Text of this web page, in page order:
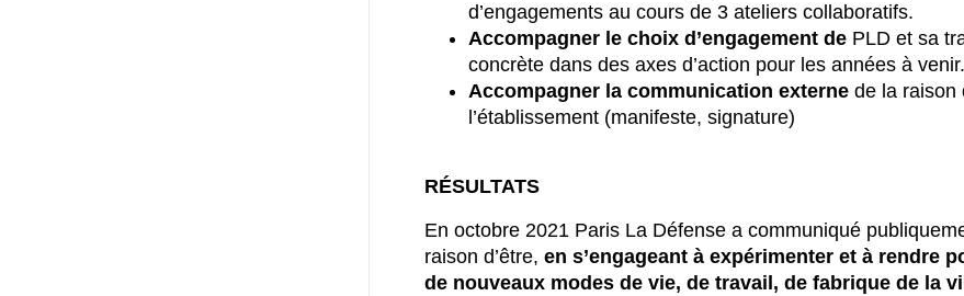
d’engagements au cours de 3 ateliers collaboratifs.
Accompagner le choix d’engagement de PLD et sa
concrète dans des axes d’action pour les années à venir.
Accompagner la communication externe de la raison
l’établissement (manifeste, signature)
RÉSULTATS
En octobre 2021 Paris La Défense a communiqué
raison d’être, en s’engageant à expérimenter et à rendre
de nouveaux modes de vie, de travail, de fabrique de la